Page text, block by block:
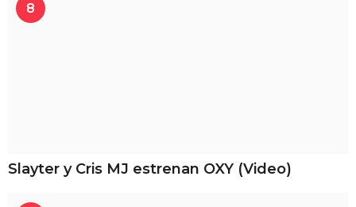
8
Slayter y Cris MJ estrenan OXY (Video)